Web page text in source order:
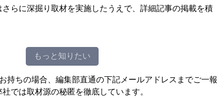
らに深掘り取材を実施したうえで、詳細記事の掲載を積
もっと知りたい
持ちの場合、編集部直通の下記メールアドレスまでご一報
では取材源の秘匿を徹底しています。